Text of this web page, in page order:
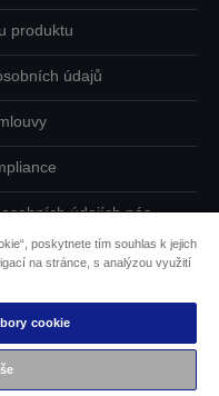
produktu
údajů
údajích nás
cookie
Epson
Epson
poskytnete tím souhlas k jejich
na stránce, s analýzou využití
cookie